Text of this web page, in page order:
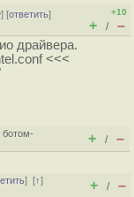
] [ответить]
+10
+ / –
драйвера.
<<<
ботом-
+ / –
][↑]
+ / –